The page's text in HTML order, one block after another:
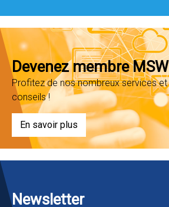
Devenez membre MSW
Profitez de nos nombreux services et
conseils !
En savoir plus
Newsletter